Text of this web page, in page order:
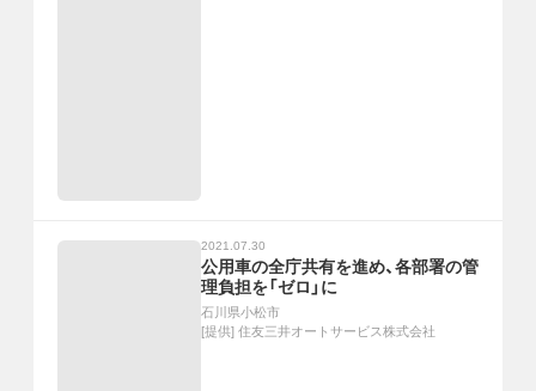
2021.07.30
公用車の全庁共有を進め、各部署の管
理負担を「ゼロ」に
石川県小松市
[提供] 住友三井オートサービス株式会社